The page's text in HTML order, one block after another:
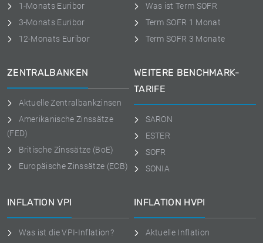
1-Monats Euribor
3-Monats Euribor
12-Monats Euribor
Was ist Term SOFR
Term SOFR 1 Monat
Term SOFR 3 Monate
ZENTRALBANKEN
Aktuelle Zentralbankzinsen
Amerikanische Zinssätze
(FED)
Britische Zinssätze (BoE)
Europäische Zinssätze (ECB)
WEITERE BENCHMARK-
TARIFE
SARON
ESTER
SOFR
SONIA
INFLATION VPI
Was ist die VPI-Inflation?
INFLATION HVPI
Aktuelle Inflation